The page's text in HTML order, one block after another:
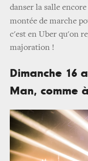
danser la salle
montée de marche
c'est en Uber qu'on
majoration !
Dimanche 16
Man, comme